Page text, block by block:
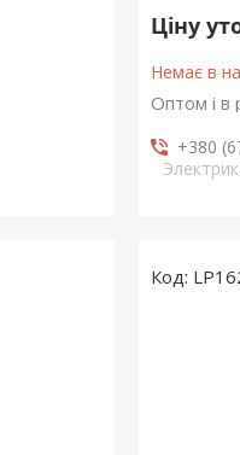
Ціну
Немає в
Оптом і в
+380